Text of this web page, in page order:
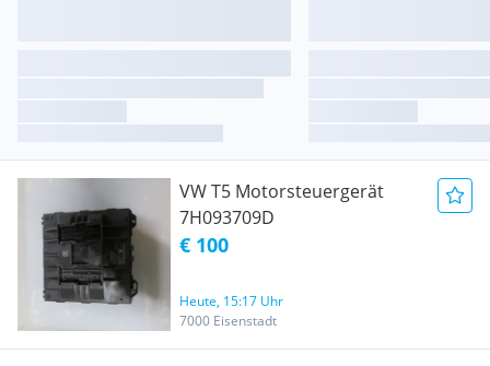
VW T5 Motorsteuergerät
7H093709D
€ 100
Heute, 15:17 Uhr
7000 Eisenstadt